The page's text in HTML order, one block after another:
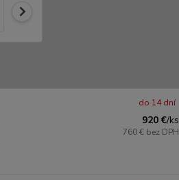
920 €/ks
760 € bez DPH
do 14 dní